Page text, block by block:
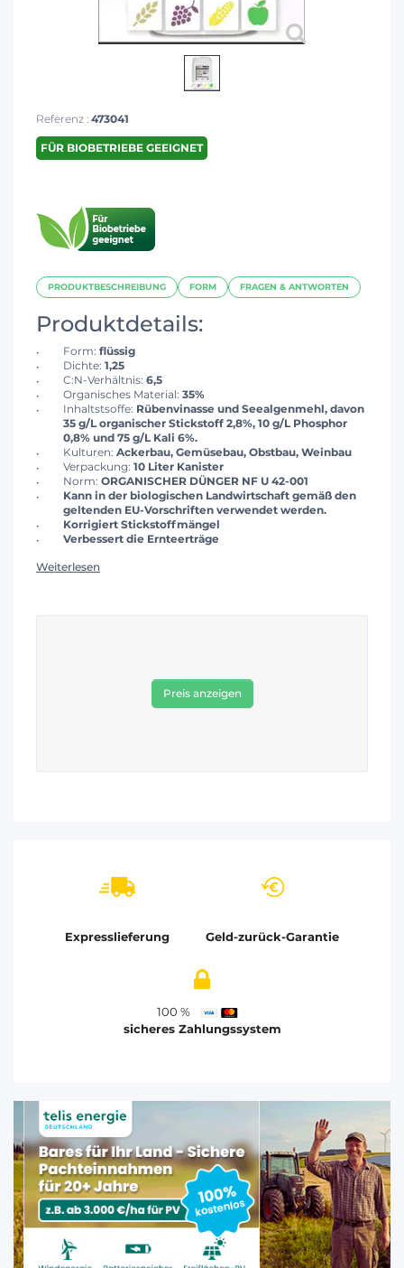
Referenz : 473041
FÜR BIOBETRIEBE GEEIGNET
PRODUKTBESCHREIBUNG FORM FRAGEN & ANTWORTEN
Produktdetails:
Form: flüssig
Dichte: 1,25
C:N-Verhältnis: 6,5
Organisches Material: 35%
Inhaltstsoffe: Rübenvinasse und Seealgenmehl, davon
35 g/L organischer Stickstoff 2,8%, 10 g/L Phosphor
0,8% und 75 g/L Kali 6%.
Kulturen: Ackerbau, Gemüsebau, Obstbau, Weinbau
Verpackung: 10 Liter Kanister
Norm: ORGANISCHER DÜNGER NF U 42-001
Kann in der biologischen Landwirtschaft gemäß den
geltenden EU-Vorschriften verwendet werden.
Korrigiert Stickstoffmängel
Verbessert die Ernteerträge
Weiterlesen
Preis anzeigen
Expresslieferung Geld-zurück-Garantie
100 %
sicheres Zahlungssystem